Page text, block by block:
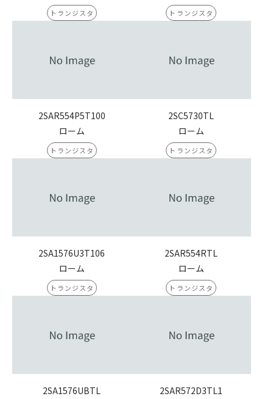
トランジスタ トランジスタ
2SAR554P5T100
ローム
トランジスタ
2SC5730TL
ローム
トランジスタ
2SA1576U3T106
ローム
トランジスタ
2SAR554RTL
ローム
トランジスタ
2SA1576UBTL
2SAR572D3TL1